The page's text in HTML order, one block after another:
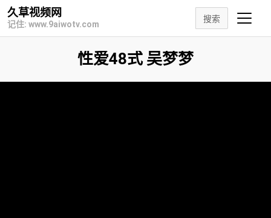
久草视频网
记住: www.9aiwotv.com
搜索
性爱48式 吴梦梦